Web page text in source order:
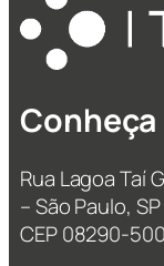
Rua Lagoa Taí
– São Paulo, SP
CEP 08290-500